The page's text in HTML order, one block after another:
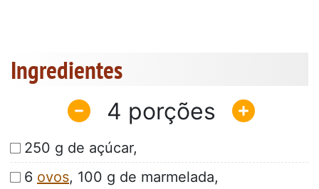
Ingredientes
4
250 g de açúcar,
6 ovos, 100 g de marmelada,